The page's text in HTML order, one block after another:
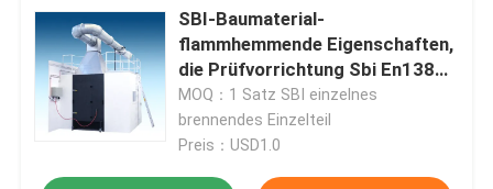
SBI-Baumaterial-
flammhemmende Eigenschaften,
die Prüfvorrichtung Sbi En13823
prüfen
MOQ：1 Satz SBI einzelnes
brennendes Einzelteil
Preis：USD1.0